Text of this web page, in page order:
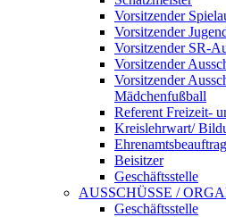
Vorsitzender
Vorsitzender
Vorsitzender SR-
Vorsitzender
Vorsitzender
Mädchenfußball
Referent Freizeit-
Kreislehrwart/
Beisitzer
Geschäftsstelle
AUSSCHÜSSE /
Geschäftsstelle